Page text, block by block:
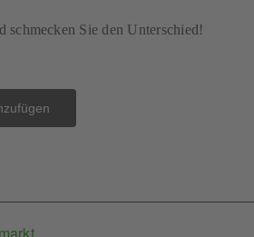
schmecken Sie den Unterschied!